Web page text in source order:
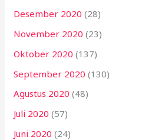
Desember 2020 (28)
November 2020 (23)
Oktober 2020 (137)
September 2020 (130)
Agustus 2020 (48)
Juli 2020 (57)
Juni 2020 (24)